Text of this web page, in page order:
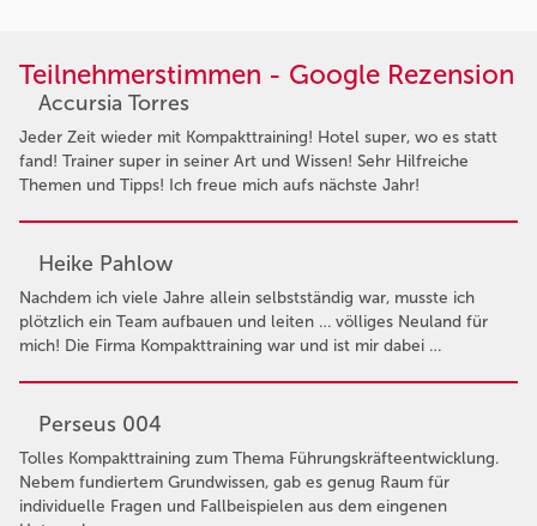
Teilnehmerstimmen - Google Rezension
Accursia Torres
Jeder Zeit wieder mit Kompakttraining! Hotel super, wo es statt
fand! Trainer super in seiner Art und Wissen! Sehr Hilfreiche
Themen und Tipps! Ich freue mich aufs nächste Jahr!
Heike Pahlow
Nachdem ich viele Jahre allein selbstständig war, musste ich
plötzlich ein Team aufbauen und leiten … völliges Neuland für
mich! Die Firma Kompakttraining war und ist mir dabei …
Perseus 004
Tolles Kompakttraining zum Thema Führungskräfteentwicklung.
Nebem fundiertem Grundwissen, gab es genug Raum für
individuelle Fragen und Fallbeispielen aus dem eingenen